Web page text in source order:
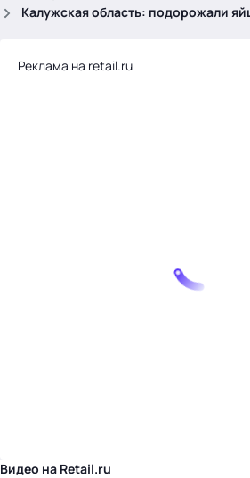
Калужская область: подорожали
Реклама на retail.ru
Видео на Retail.ru